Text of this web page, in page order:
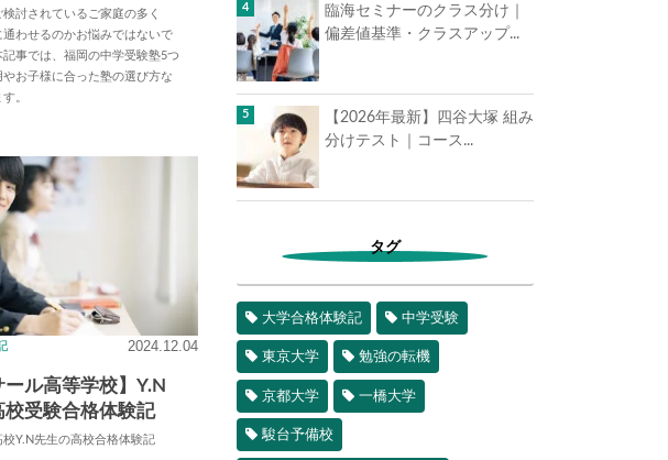
討されているご家庭の多く
通わせるのかお悩みではないで
記事では、福岡の中学受験塾5つ
やお子様に合った塾の選び方な
。
2024.12.04
ール高等学校】Y.N
校受験合格体験記
校Y.N先生の高校合格体験記
臨海セミナーのクラス分け｜
偏差値基準・クラスアップ...
【2026年最新】四谷大塚 組み
分けテスト｜コース...
タグ
大学合格体験記 中学受験
東京大学 勉強の転機
京都大学 一橋大学
駿台予備校